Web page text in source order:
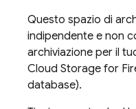
Questo spazio di
indipendente e non
archiviazione per il
Cloud Storage for
database).